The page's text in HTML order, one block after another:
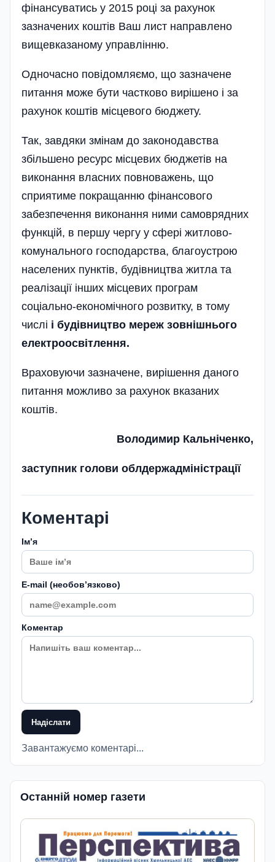
фінансуватись у 2015 році за рахунок
зазначених коштів Ваш лист направлено
вищевказаному управлінню.
Одночасно повідомляємо, що зазначене
питання може бути частково вирішено і за
рахунок коштів місцевого бюджету.
Так, завдяки змінам до законодавства
збільшено ресурс місцевих бюджетів на
виконання власних повноважень, що
сприятиме покращанню фінансового
забезпечення виконання ними самоврядних
функцій, в першу чергу у сфері житлово-
комунального господарства, благоустрою
населених пунктів, будівництва житла та
реалізації інших місцевих програм
соціально-економічного розвит­ку, в тому
числі і будівництво мереж зовнішнь­ого
електроосвітлення.
Враховуючи зазначене, вирішення даного
питання можливо за рахунок вказаних
коштів.
Володимир Кальніченко,
заступник голови облдержадміністрації
Коментарі
Імʼя
E-mail (необовʼязково)
Коментар
Надіслати
Завантажуємо коментарі...
Останній номер газети